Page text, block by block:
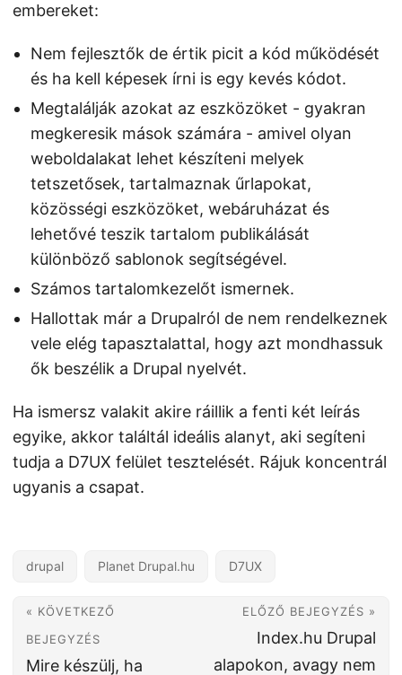
embereket:
Nem fejlesztők de értik picit a kód működését
és ha kell képesek írni is egy kevés kódot.
Megtalálják azokat az eszközöket - gyakran
megkeresik mások számára - amivel olyan
weboldalakat lehet készíteni melyek
tetszetősek, tartalmaznak űrlapokat,
közösségi eszközöket, webáruházat és
lehetővé teszik tartalom publikálását
különböző sablonok segítségével.
Számos tartalomkezelőt ismernek.
Hallottak már a Drupalról de nem rendelkeznek
vele elég tapasztalattal, hogy azt mondhassuk
ők beszélik a Drupal nyelvét.
Ha ismersz valakit akire ráillik a fenti két leírás
egyike, akkor találtál ideális alanyt, aki segíteni
tudja a D7UX felület tesztelését. Rájuk koncentrál
ugyanis a csapat.
drupal Planet Drupal.hu D7UX
« KÖVETKEZŐ
BEJEGYZÉS
Mire készülj, ha
ELŐZŐ BEJEGYZÉS »
Index.hu Drupal
alapokon, avagy nem